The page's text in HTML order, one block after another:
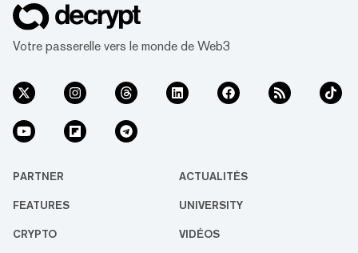
Votre passerelle vers le monde de Web3
PARTNER ACTUALITÉS
FEATURES UNIVERSITY
CRYPTO VIDÉOS